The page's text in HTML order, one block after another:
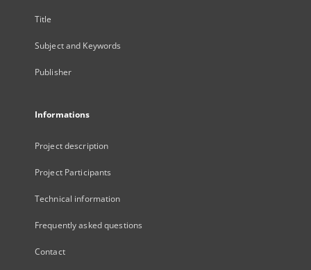
Title
Subject and Keywords
Publisher
Informations
Project description
Project Participants
Technical information
Frequently asked questions
Contact